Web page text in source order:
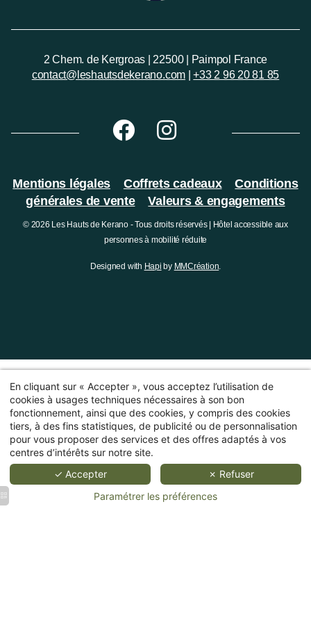
2 Chem. de Kergroas | 22500 | Paimpol France
contact@leshautsdekerano.com |+33 2 96 20 81 85
Mentions légales Coffrets cadeaux
Conditions
générales de vente
Valeurs & engagements
© 2026 Les Hauts de Kerano - Tous droits réservés | Hôtel accessible aux
personnes à mobilité réduite
Designed with Hapi by MMCréation.
En cliquant sur « Accepter », vous acceptez l’utilisation de
cookies à usages techniques nécessaires à son bon
fonctionnement, ainsi que des cookies, y compris des cookies
tiers, à des fins statistiques, de publicité ou de personnalisation
pour vous proposer des services et des offres adaptés à vos
centres d’intérêts sur notre site.
✓ Accepter
✗ Refuser
Paramétrer les préférences